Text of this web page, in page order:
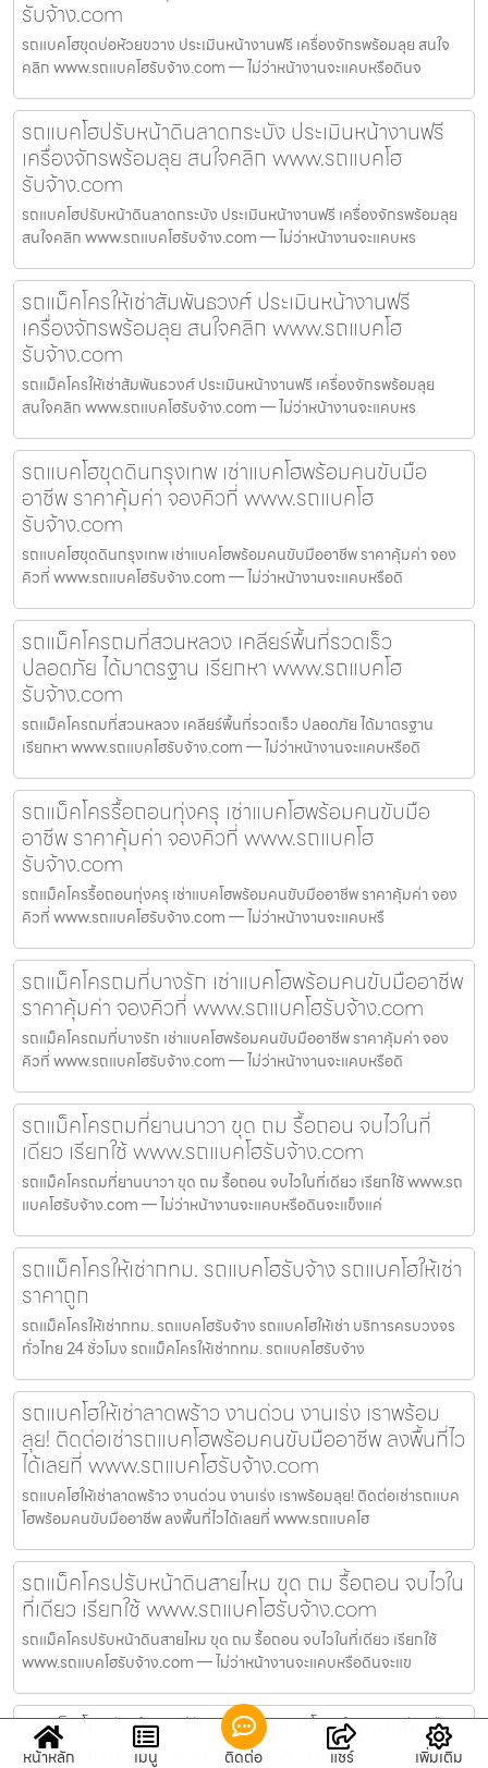
รับจ้าง.com
รถแบคโฮขุดบ่อห้วยขวาง ประเมินหน้างานฟรี เครื่องจักรพร้อมลุย สนใจ
คลิก www.รถแบคโฮรับจ้าง.com — ไม่ว่าหน้างานจะแคบหรือดินจ
รถแบคโฮปรับหน้าดินลาดกระบัง ประเมินหน้างานฟรี
เครื่องจักรพร้อมลุย สนใจคลิก www.รถแบคโฮ
รับจ้าง.com
รถแบคโฮปรับหน้าดินลาดกระบัง ประเมินหน้างานฟรี เครื่องจักรพร้อมลุย
สนใจคลิก www.รถแบคโฮรับจ้าง.com — ไม่ว่าหน้างานจะแคบหร
รถแม็คโครให้เช่าสัมพันธวงศ์ ประเมินหน้างานฟรี
เครื่องจักรพร้อมลุย สนใจคลิก www.รถแบคโฮ
รับจ้าง.com
รถแม็คโครให้เช่าสัมพันธวงศ์ ประเมินหน้างานฟรี เครื่องจักรพร้อมลุย
สนใจคลิก www.รถแบคโฮรับจ้าง.com — ไม่ว่าหน้างานจะแคบหร
รถแบคโฮขุดดินกรุงเทพ เช่าแบคโฮพร้อมคนขับมือ
อาชีพ ราคาคุ้มค่า จองคิวที่ www.รถแบคโฮ
รับจ้าง.com
รถแบคโฮขุดดินกรุงเทพ เช่าแบคโฮพร้อมคนขับมืออาชีพ ราคาคุ้มค่า จอง
คิวที่ www.รถแบคโฮรับจ้าง.com — ไม่ว่าหน้างานจะแคบหรือดิ
รถแม็คโครถมที่สวนหลวง เคลียร์พื้นที่รวดเร็ว
ปลอดภัย ได้มาตรฐาน เรียกหา www.รถแบคโฮ
รับจ้าง.com
รถแม็คโครถมที่สวนหลวง เคลียร์พื้นที่รวดเร็ว ปลอดภัย ได้มาตรฐาน
เรียกหา www.รถแบคโฮรับจ้าง.com — ไม่ว่าหน้างานจะแคบหรือดิ
รถแม็คโครรื้อถอนทุ่งครุ เช่าแบคโฮพร้อมคนขับมือ
อาชีพ ราคาคุ้มค่า จองคิวที่ www.รถแบคโฮ
รับจ้าง.com
รถแม็คโครรื้อถอนทุ่งครุ เช่าแบคโฮพร้อมคนขับมืออาชีพ ราคาคุ้มค่า จอง
คิวที่ www.รถแบคโฮรับจ้าง.com — ไม่ว่าหน้างานจะแคบหรื
รถแม็คโครถมที่บางรัก เช่าแบคโฮพร้อมคนขับมืออาชีพ
ราคาคุ้มค่า จองคิวที่ www.รถแบคโฮรับจ้าง.com
รถแม็คโครถมที่บางรัก เช่าแบคโฮพร้อมคนขับมืออาชีพ ราคาคุ้มค่า จอง
คิวที่ www.รถแบคโฮรับจ้าง.com — ไม่ว่าหน้างานจะแคบหรือดิ
รถแม็คโครถมที่ยานนาวา ขุด ถม รื้อถอน จบไวในที่
เดียว เรียกใช้ www.รถแบคโฮรับจ้าง.com
รถแม็คโครถมที่ยานนาวา ขุด ถม รื้อถอน จบไวในที่เดียว เรียกใช้ www.รถ
แบคโฮรับจ้าง.com — ไม่ว่าหน้างานจะแคบหรือดินจะแข็งแค่
รถแม็คโครให้เช่ากทม. รถแบคโฮรับจ้าง รถแบคโฮให้เช่า
ราคาถูก
รถแม็คโครให้เช่ากทม. รถแบคโฮรับจ้าง รถแบคโฮให้เช่า บริการครบวงจร
ทั่วไทย 24 ชั่วโมง รถแม็คโครให้เช่ากทม. รถแบคโฮรับจ้าง
รถแบคโฮให้เช่าลาดพร้าว งานด่วน งานเร่ง เราพร้อม
ลุย! ติดต่อเช่ารถแบคโฮพร้อมคนขับมืออาชีพ ลงพื้นที่ไว
ได้เลยที่ www.รถแบคโฮรับจ้าง.com
รถแบคโฮให้เช่าลาดพร้าว งานด่วน งานเร่ง เราพร้อมลุย! ติดต่อเช่ารถแบค
โฮพร้อมคนขับมืออาชีพ ลงพื้นที่ไวได้เลยที่ www.รถแบคโฮ
รถแม็คโครปรับหน้าดินสายไหม ขุด ถม รื้อถอน จบไวใน
ที่เดียว เรียกใช้ www.รถแบคโฮรับจ้าง.com
รถแม็คโครปรับหน้าดินสายไหม ขุด ถม รื้อถอน จบไวในที่เดียว เรียกใช้
www.รถแบคโฮรับจ้าง.com — ไม่ว่าหน้างานจะแคบหรือดินจะแข
รถแม็คโครรับจ้างทวีวัฒนา เช่าแบคโฮพร้อมคนขับมือ
อาชีพ ราคาคุ้มค่า จองคิวที่ www.รถแบคโฮ
หน้าหลัก เมนู ติดต่อ แชร์ เพิ่มเติม